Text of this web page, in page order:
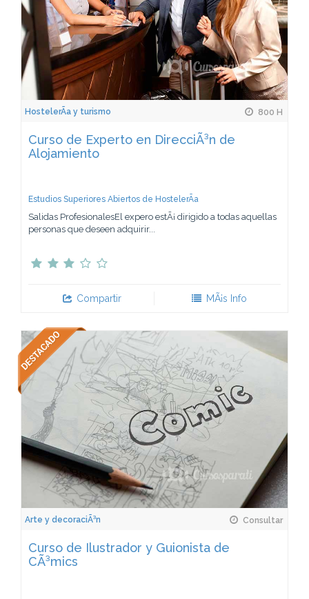
HostelerÃ­a y turismo 800 H
Curso de Experto en DirecciÃ³n de
Alojamiento
Estudios Superiores Abiertos de HostelerÃ­a
Salidas ProfesionalesEl expero estÃ¡ dirigido a todas aquellas
personas que deseen adquirir...
Compartir MÃ¡s Info
Arte y decoraciÃ³n Consultar
Curso de Ilustrador y Guionista de
CÃ³mics